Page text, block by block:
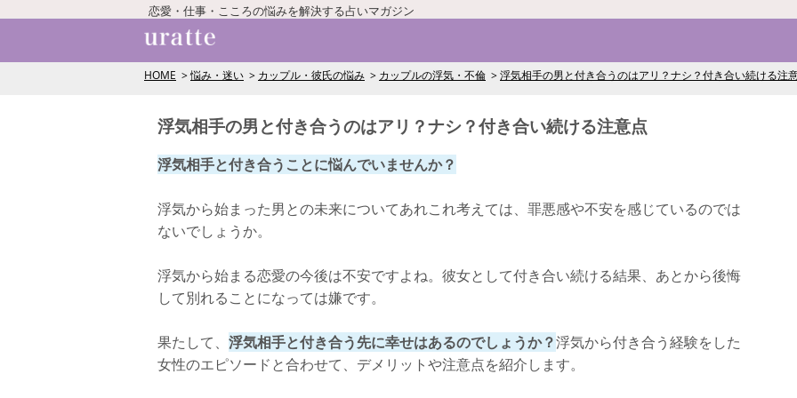
恋愛・仕事・こころの悩みを解決する占いマガジン
HOME 悩み・迷い カップル・彼氏の悩み カップルの浮気・不倫 浮気相手の男と付き合うのはアリ？ナシ？付き合い続ける注
浮気相手の男と付き合うのはアリ？ナシ？付き合い続ける注意点
浮気相手と付き合うことに悩んでいませんか？
浮気から始まった男との未来についてあれこれ考えては、罪悪感や不安を感じているのでは
ないでしょうか。
浮気から始まる恋愛の今後は不安ですよね。彼女として付き合い続ける結果、あとから後悔
して別れることになっては嫌です。
果たして、 浮気相手と付き合う先に幸せはあるのでしょうか？浮気から付き合う経験をした
女性のエピソードと合わせて、デメリットや注意点を紹介します。